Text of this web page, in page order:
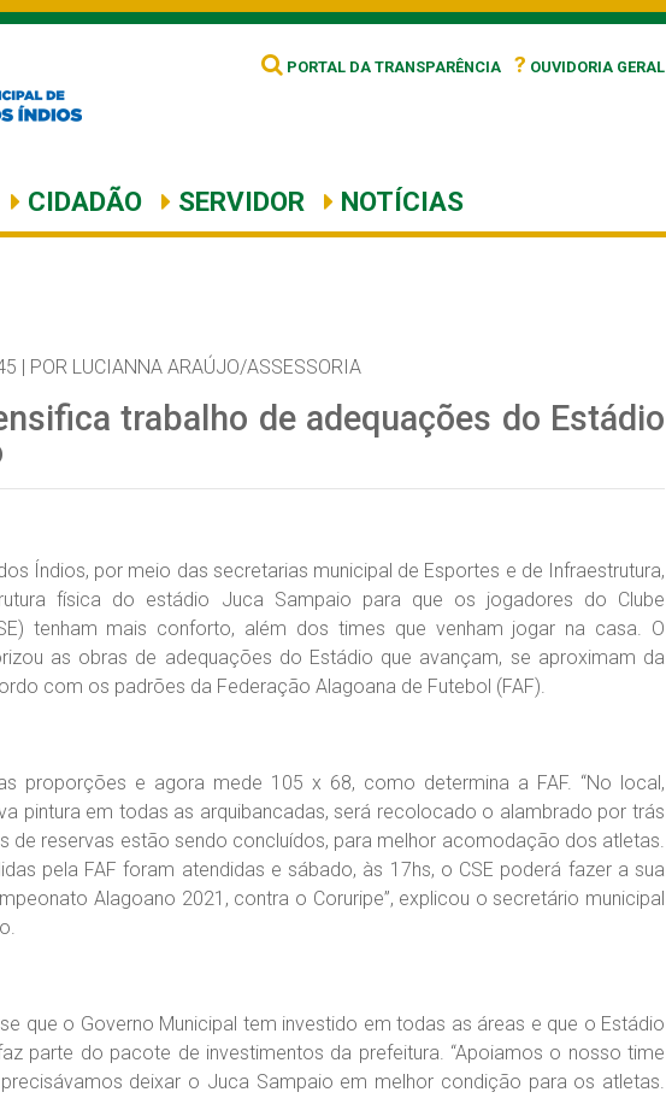
PORTAL DA TRANSPARÊNCIA ? OUVIDORIA GERAL
CIDADÃO SERVIDOR NOTÍCIAS
| POR LUCIANNA ARAÚJO/ASSESSORIA
trabalho de adequações do Estádio
Índios, por meio das secretarias municipal de Esportes e de Infraestrutura,
física do estádio Juca Sampaio para que os jogadores do Clube
tenham mais conforto, além dos times que venham jogar na casa. O
as obras de adequações do Estádio que avançam, se aproximam da
com os padrões da Federação Alagoana de Futebol (FAF).
proporções e agora mede 105 x 68, como determina a FAF. “No local,
pintura em todas as arquibancadas, será recolocado o alambrado por trás
de reservas estão sendo concluídos, para melhor acomodação dos atletas.
pela FAF foram atendidas e sábado, às 17hs, o CSE poderá fazer a sua
Alagoano 2021, contra o Coruripe”, explicou o secretário municipal
que o Governo Municipal tem investido em todas as áreas e que o Estádio
parte do pacote de investimentos da prefeitura. “Apoiamos o nosso time
deixar o Juca Sampaio em melhor condição para os atletas.